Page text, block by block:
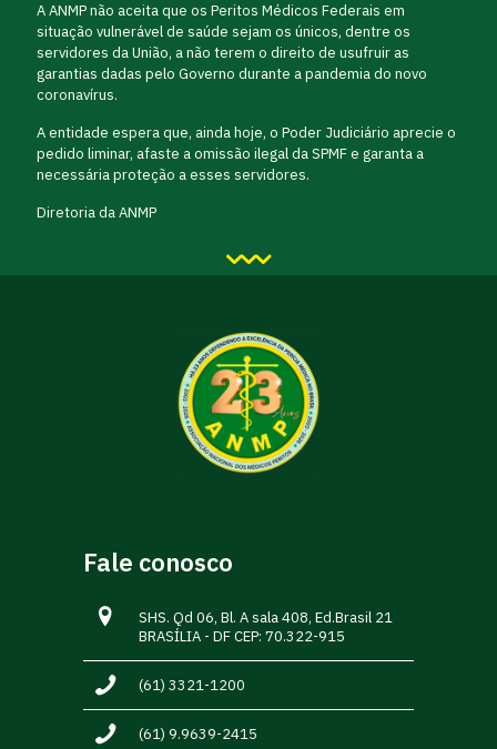
A ANMP não aceita que os Peritos Médicos Federais em
situação vulnerável de saúde sejam os únicos, dentre os
servidores da União, a não terem o direito de usufruir as
garantias dadas pelo Governo durante a pandemia do novo
coronavírus.
A entidade espera que, ainda hoje, o Poder Judiciário aprecie o
pedido liminar, afaste a omissão ilegal da SPMF e garanta a
necessária proteção a esses servidores.
Diretoria da ANMP
Fale conosco
SHS. Qd 06, Bl. A sala 408, Ed.Brasil 21
BRASÍLIA - DF CEP: 70.322-915
(61) 3321-1200
(61) 9.9639-2415